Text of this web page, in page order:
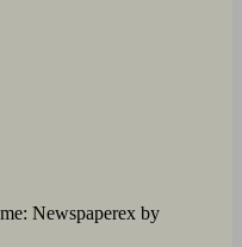
Newspaperex by